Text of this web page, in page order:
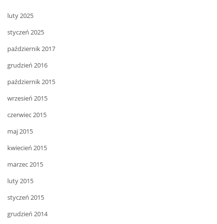
luty 2025
styczeń 2025
październik 2017
grudzień 2016
październik 2015
wrzesień 2015
czerwiec 2015
maj 2015
kwiecień 2015
marzec 2015
luty 2015
styczeń 2015
grudzień 2014